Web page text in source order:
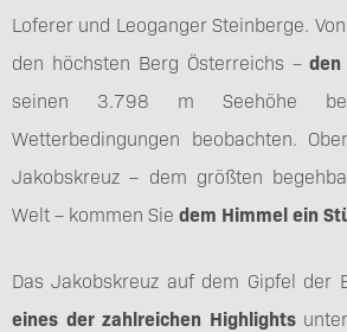
Loferer und Leoganger Steinberge.
den höchsten Berg Österreichs –
seinen 3.798 m Seehöhe bei
Wetterbedingungen beobachten.
Jakobskreuz – dem größten
Welt – kommen Sie dem Himmel ein
Das Jakobskreuz auf dem Gipfel der
eines der zahlreichen Highlightsunter